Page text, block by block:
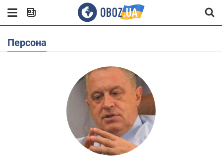
Персона